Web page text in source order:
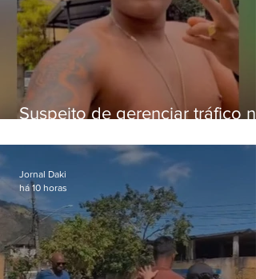
Suspeito de gerenciar tráfico na
foragido
Jornal Daki
há 10 horas